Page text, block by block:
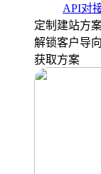
API对
定制建站方案
解锁客户导
获取方案